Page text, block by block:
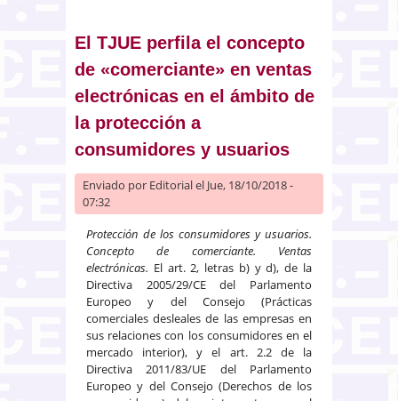
responsabilidad designando otro
posible autor
El TJUE perfila el concepto
de «comerciante» en ventas
electrónicas en el ámbito de
la protección a
consumidores y usuarios
Enviado por Editorialel Jue, 18/10/2018 -
07:32
Protección de los consumidores y usuarios.
Concepto de comerciante. Ventas
electrónicas. El art. 2, letras b) y d), de la
Directiva 2005/29/CE del Parlamento
Europeo y del Consejo (Prácticas
comerciales desleales de las empresas en
sus relaciones con los consumidores en el
mercado interior), y el art. 2.2 de la
Directiva 2011/83/UE del Parlamento
Europeo y del Consejo (Derechos de los